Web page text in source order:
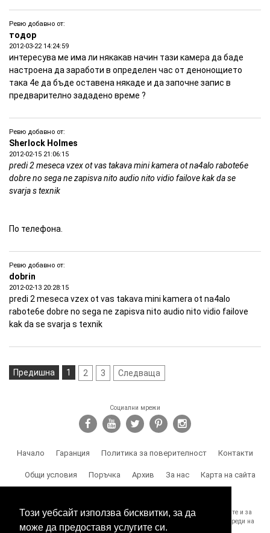
Този уебсайт използва бисквитки, за да
може да предоставя услугите си.
Ревю добавно от:
тодор
2012-03-22 14:24:59
интересува ме има ли някакав начин тази камера да баде
настроена да заработи в определен час от денонощието
така 4е да бъде оставена някаде и да започне запис в
предварително зададено време ?
Ревю добавно от:
Sherlock Holmes
2012-02-15 21:06:15
predi 2 meseca vzex ot vas takava mini kamera ot na4alo rabote6e
dobre no sega ne zapisva nito audio nito vidio failove kak da se
svarja s texnik
По телефона.
Ревю добавно от:
dobrin
2012-02-13 20:28:15
predi 2 meseca vzex ot vas takava mini kamera ot na4alo
rabote6e dobre no sega ne zapisva nito audio nito vidio failove
kak da se svarja s texnik
Предишна 1 2 3 Следваща
Социални мрежи
Начало Гаранция Политика за поверителност Контакти
Общи условия Поръчка Архив За нас Карта на сайта
SPY.BG Ви напомня, че носите отговорност за използването на продуктите и за
спазване на законите, както и за злоумишлени и незаконни действия, вреди на
трети лица и др.